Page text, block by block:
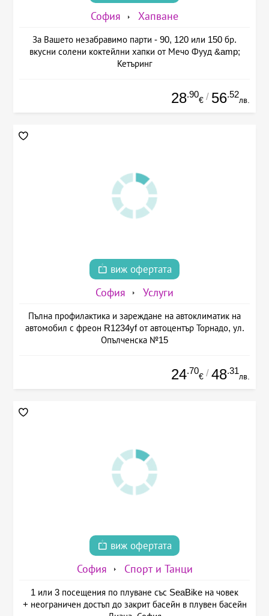
София Хапване
За Вашето незабравимо парти - 90, 120 или 150 бр.
вкусни солени коктейлни хапки от Мечо Фууд &amp;
Кетъринг
28.90
€ / 56.52
лв.
виж офертата
София Услуги
Пълна профилактика и зареждане на автоклиматик на
автомобил с фреон R1234yf от автоцентър Торнадо, ул.
Опълченска №15
24.70
€ / 48.31
лв.
виж офертата
София Спорт и Танци
1 или 3 посещения по плуване със SeaBike на човек
+ неограничен достъп до закрит басейн в плувен басейн